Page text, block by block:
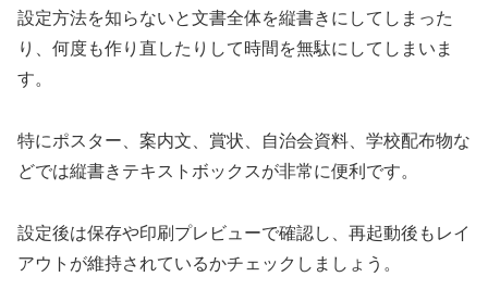
設定方法を知らないと文書全体を縦書きにしてしまった
り、何度も作り直したりして時間を無駄にしてしまいま
す。
特にポスター、案内文、賞状、自治会資料、学校配布物な
どでは縦書きテキストボックスが非常に便利です。
設定後は保存や印刷プレビューで確認し、再起動後もレイ
アウトが維持されているかチェックしましょう。